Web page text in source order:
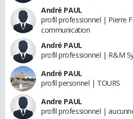
André PAUL
profil professionnel | Pierre
communication
André PAUL
profil professionnel | R&M
André PAUL
profil personnel | TOURS
Andre PAUL
profil professionnel |